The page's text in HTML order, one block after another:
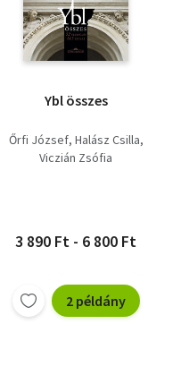
Ybl összes
Őrfi József Halász Csilla
Viczián Zsófia
3 890 Ft - 6 800 Ft
2 példány